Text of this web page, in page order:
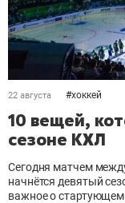
22 августа #хоккей
10 вещей,
сезоне КХЛ
Сегодня матчем
начнётся девятый
важное о